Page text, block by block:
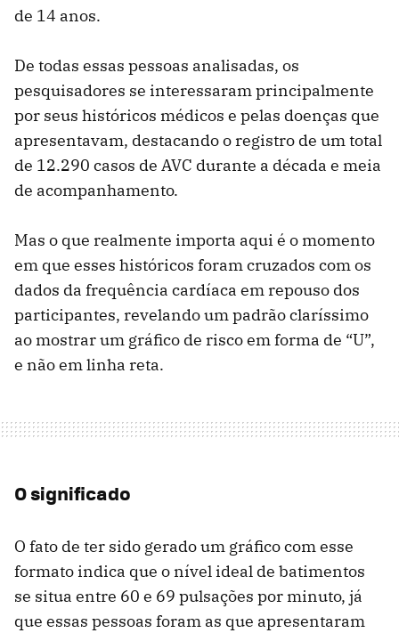
de 14 anos.
De todas essas pessoas analisadas, os
pesquisadores se interessaram principalmente
por seus históricos médicos e pelas doenças que
apresentavam, destacando o registro de um total
de 12.290 casos de AVC durante a década e meia
de acompanhamento.
Mas o que realmente importa aqui é o momento
em que esses históricos foram cruzados com os
dados da frequência cardíaca em repouso dos
participantes, revelando um padrão claríssimo
ao mostrar um gráfico de risco em forma de “U”,
e não em linha reta.
O significado
O fato de ter sido gerado um gráfico com esse
formato indica que o nível ideal de batimentos
se situa entre 60 e 69 pulsações por minuto, já
que essas pessoas foram as que apresentaram